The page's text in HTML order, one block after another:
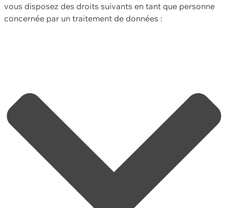
vous disposez des droits suivants en tant que personne
concernée par un traitement de données :